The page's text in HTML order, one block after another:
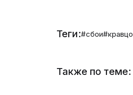
Теги:#сбои
Также по теме: